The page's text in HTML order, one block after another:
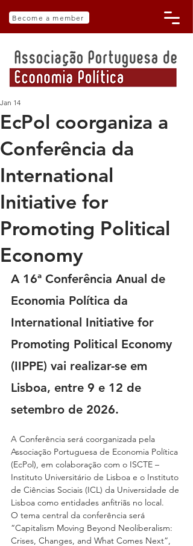
Become a member
EcPol coorganiza a
Conferência da
International
Initiative for
Promoting Political
Economy
Jan 14
A 16ª Conferência Anual de
Economia Política da
International Initiative for
Promoting Political Economy
(IIPPE) vai realizar-se em
Lisboa, entre 9 e 12 de
setembro de 2026.
A Conferência será coorganizada pela
Associação Portuguesa de Economia Política
(EcPol), em colaboração com o ISCTE –
Instituto Universitário de Lisboa e o Instituto
de Ciências Sociais (ICL) da Universidade de
Lisboa como entidades anfitriãs no local.
O tema central da conferência será
“Capitalism Moving Beyond Neoliberalism:
Crises, Changes, and What Comes Next”,